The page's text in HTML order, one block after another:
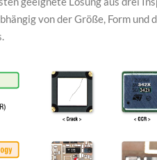
von der Größe, Form und